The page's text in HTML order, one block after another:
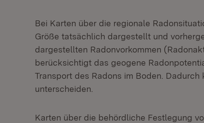
Bei Karten über die regionale
Größe tatsächlich dargestellt und
dargestellten Radonvorkommen
berücksichtigt das geogene
Transport des Radons im Boden.
unterscheiden.
Karten über die behördliche Festlegung